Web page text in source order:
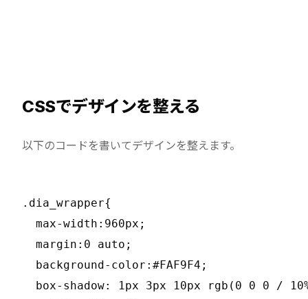
CSSでデザインを整える
以下のコードを書いてデザインを整えます。
.dia_wrapper{
  max-width:960px;
  margin:0 auto;
  background-color:#FAF9F4;
box-shadow: 1px 3px 10px rgb(0 0 0 /